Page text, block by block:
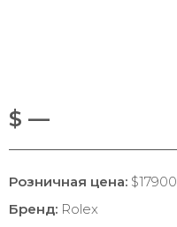
$ —
Розничная цена: $17900
Бренд: Rolex